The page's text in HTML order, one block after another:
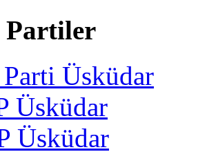
Partiler
Üsküdar
Üsküdar
Üsküdar